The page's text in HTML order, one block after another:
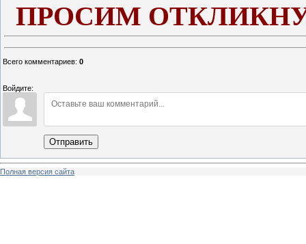
ПРОСИМ
Всего комментариев: 0
Войдите:
Отправить
Полная версия сайта